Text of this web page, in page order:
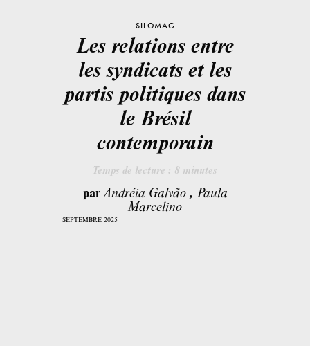
SILOMAG
Les relations entre
les syndicats et les
partis politiques dans
le Brésil
contemporain
Temps de lecture : 8 minutes
par Andréia Galvão, Paula
Marcelino
SEPTEMBRE 2025